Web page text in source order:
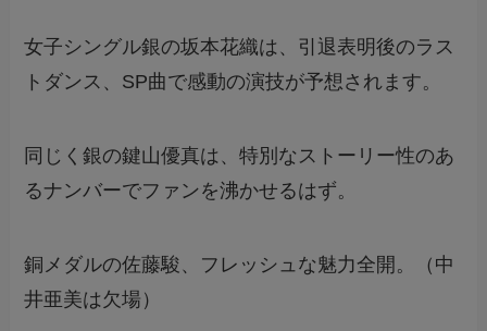
女子シングル銀の坂本花織は、引退表明後のラス
トダンス、SP曲で感動の演技が予想されます。
同じく銀の鍵山優真は、特別なストーリー性のあ
るナンバーでファンを沸かせるはず。
銅メダルの佐藤駿、フレッシュな魅力全開。（中
井亜美は欠場）